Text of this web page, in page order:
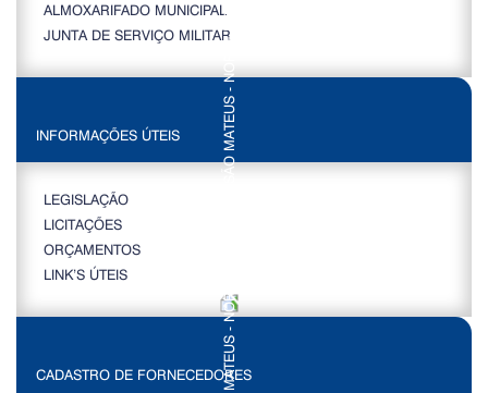
ALMOXARIFADO MUNICIPAL
JUNTA DE SERVIÇO MILITAR
INFORMAÇÕES ÚTEIS
LEGISLAÇÃO
LICITAÇÕES
ORÇAMENTOS
LINK’S ÚTEIS
CADASTRO DE FORNECEDORES